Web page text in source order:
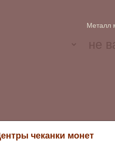
Металл
чеканки монет